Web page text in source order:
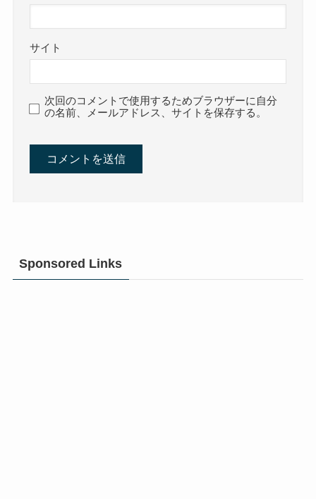
サイト
次回のコメントで使用するためブラウザーに自分
の名前、メールアドレス、サイトを保存する。
Sponsored Links